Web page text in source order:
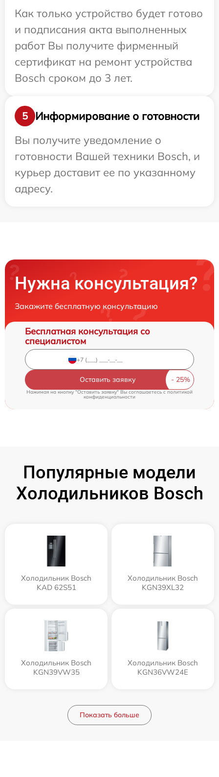
Как только устройство будет готово
и подписания акта выполненных
работ Вы получите фирменный
сертификат на ремонт устройства
Bosch сроком до 3 лет.
5
Информирование о готовности
Вы получите уведомление о
готовности Вашей техники Bosch, и
курьер доставит ее по указанному
адресу.
Нужна консультация?
Закажите бесплатную консультацию
Бесплатная консультация со
специалистом
Оставить заявку
Нажимая на кнопку "Оставить заявку" Вы соглашаетесь c политикой
конфиденциальности
Популярные модели
Холодильников Bosch
Холодильник Bosch
KAD 62S51
Холодильник Bosch
KGN39XL32
Холодильник Bosch
KGN39VW35
Холодильник Bosch
KGN36VW24E
Показать больше